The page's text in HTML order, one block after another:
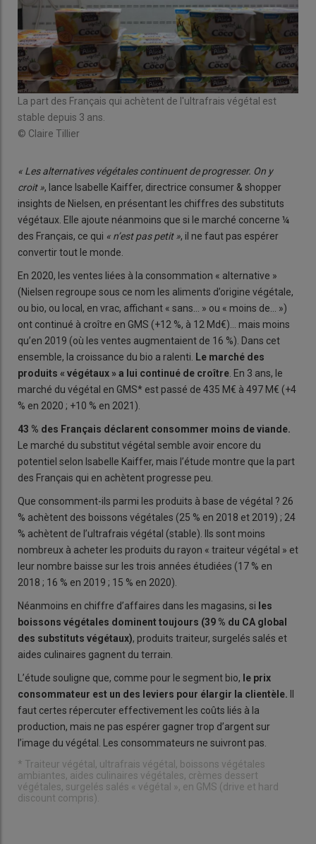
La part des Français qui achètent de l'ultrafrais végétal est
stable depuis 3 ans.
© Claire Tillier
« Les alternatives végétales continuent de progresser. On y
croit », lance Isabelle Kaiffer, directrice consumer & shopper
insights de Nielsen, en présentant les chiffres des substituts
végétaux. Elle ajoute néanmoins que si le marché concerne ¼
des Français, ce qui « n’est pas petit », il ne faut pas espérer
convertir tout le monde.
En 2020, les ventes liées à la consommation « alternative »
(Nielsen regroupe sous ce nom les aliments d’origine végétale,
ou bio, ou local, en vrac, affichant « sans… » ou « moins de… »)
ont continué à croître en GMS (+12 %, à 12 Md€)… mais moins
qu’en 2019 (où les ventes augmentaient de 16 %). Dans cet
ensemble, la croissance du bio a ralenti. Le marché des
produits « végétaux » a lui continué de croître . En 3 ans, le
marché du végétal en GMS* est passé de 435 M€ à 497 M€ (+4
% en 2020 ; +10 % en 2021).
43 % des Français déclarent consommer moins de viande.
Le marché du substitut végétal semble avoir encore du
potentiel selon Isabelle Kaiffer, mais l’étude montre que la part
des Français qui en achètent progresse peu.
Que consomment-ils parmi les produits à base de végétal ? 26
% achètent des boissons végétales (25 % en 2018 et 2019) ; 24
% achètent de l’ultrafrais végétal (stable). Ils sont moins
nombreux à acheter les produits du rayon « traiteur végétal » et
leur nombre baisse sur les trois années étudiées (17 % en
2018 ; 16 % en 2019 ; 15 % en 2020).
Néanmoins en chiffre d’affaires dans les magasins, si les
boissons végétales dominent toujours (39 % du CA global
des substituts végétaux), produits traiteur, surgelés salés et
aides culinaires gagnent du terrain.
L’étude souligne que, comme pour le segment bio, le prix
consommateur est un des leviers pour élargir la clientèle. Il
faut certes répercuter effectivement les coûts liés à la
production, mais ne pas espérer gagner trop d’argent sur
l’image du végétal. Les consommateurs ne suivront pas.
* Traiteur végétal, ultrafrais végétal, boissons végétales
ambiantes, aides culinaires végétales, crèmes dessert
végétales, surgelés salés « végétal », en GMS (drive et hard
discount compris).